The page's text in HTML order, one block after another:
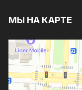
МЫ НА КАРТЕ